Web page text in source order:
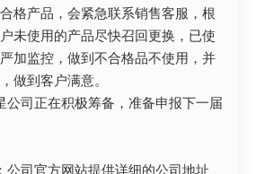
格产品，会紧急联系销售客服，根
未使用的产品尽快召回更换，已使
加监控，做到不合格品不使用，并
做到客户满意。
公司正在积极筹备，准备申报下一届
公司官方网站提供详细的公司地址、